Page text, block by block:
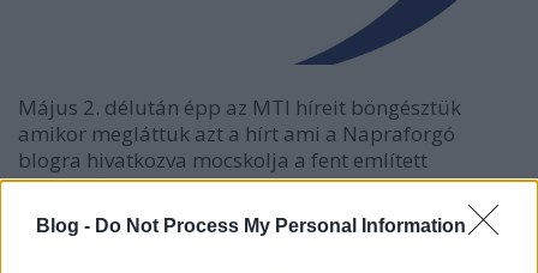
Blog - Do Not Process My Personal Information
Május 2. délután épp az MTI híreit böngésztük
amikor megláttuk azt a hírt ami a Napraforgó
blogra hivatkozva mocskolja a fent említett
képviselőket. Rögtön rákerestünk a Napraforgó
blogra, hiszen követjük a magyar médiát, de még
nem hallottunk erről a blogról. A keresés nem hozott